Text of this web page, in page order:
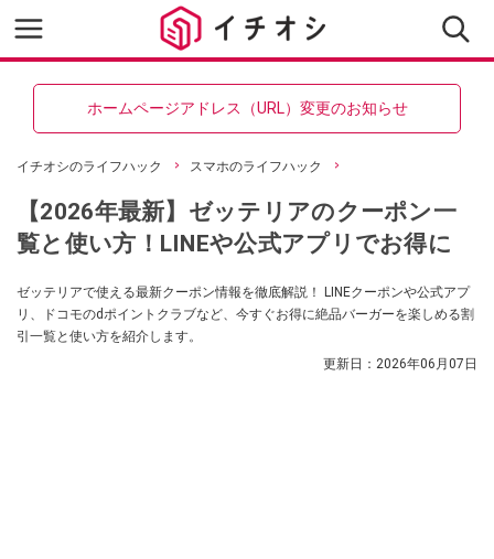
ホームページアドレス（URL）変更のお知らせ
イチオシのライフハック スマホのライフハック
【2026年最新】ゼッテリアのクーポン一
覧と使い方！LINEや公式アプリでお得に
ゼッテリアで使える最新クーポン情報を徹底解説！ LINEクーポンや公式アプ
リ、ドコモのdポイントクラブなど、今すぐお得に絶品バーガーを楽しめる割
引一覧と使い方を紹介します。
更新日： 2026年06月07日